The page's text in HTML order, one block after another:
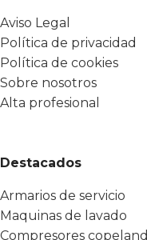
Aviso Legal
Política de privacidad
Política de cookies
Sobre nosotros
Alta profesional
Destacados
Armarios de servicio
Maquinas de lavado
Compresores copeland